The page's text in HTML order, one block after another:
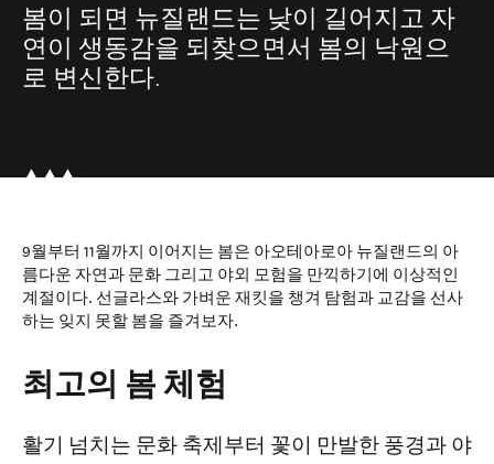
봄이 되면 뉴질랜드는 낮이 길어지고 자
연이 생동감을 되찾으면서 봄의 낙원으
로 변신한다.
9월부터 11월까지 이어지는 봄은 아오테아로아 뉴질랜드의 아
름다운 자연과 문화 그리고 야외 모험을 만끽하기에 이상적인
계절이다. 선글라스와 가벼운 재킷을 챙겨 탐험과 교감을 선사
하는 잊지 못할 봄을 즐겨보자.
최고의 봄 체험
활기 넘치는 문화 축제부터 꽃이 만발한 풍경과 야